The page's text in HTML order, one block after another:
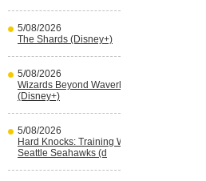
5/08/2026
The Shards (Disney+)
5/08/2026
Wizards Beyond Waverly Place s3
(Disney+)
5/08/2026
Hard Knocks: Training With The
Seattle Seahawks (d